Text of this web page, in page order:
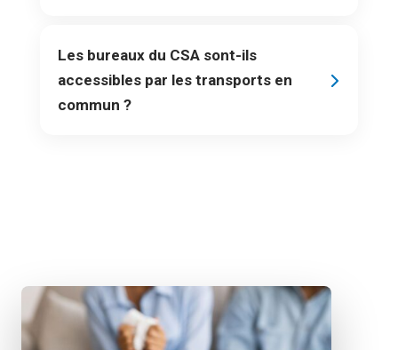
Les bureaux du CSA sont-ils
accessibles par les transports en
commun ?